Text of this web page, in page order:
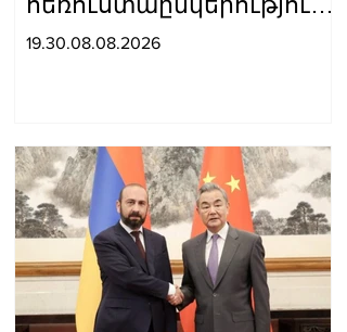
ռեպորտաժ է
մաս. Տաթև
Հայրապետյան
19.30.08.08.2026